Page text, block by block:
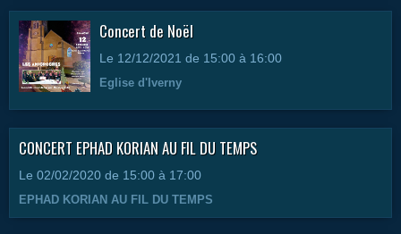
Concert de Noël
Le 12/12/2021 de 15:00 à 16:00
Eglise d'Iverny
CONCERT EPHAD KORIAN AU FIL DU TEMPS
Le 02/02/2020 de 15:00 à 17:00
EPHAD KORIAN AU FIL DU TEMPS